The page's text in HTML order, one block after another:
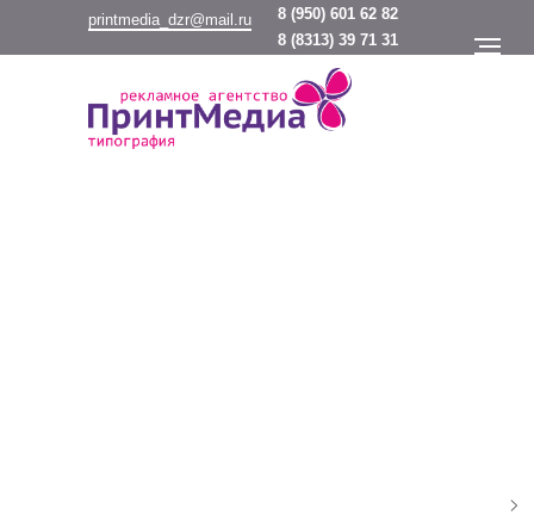
8 (950) 601 62 82
printmedia_dzr@mail.ru
8 (8313) 39 71 31